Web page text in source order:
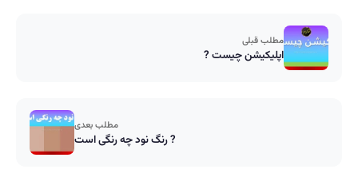
مطلب قبلی
اپلیکیشن چیست ?
مطلب بعدی
رنگ نود چه رنگی است ?